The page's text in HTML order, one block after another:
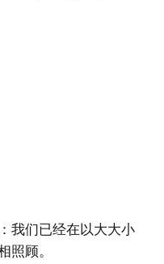
我们已经在以大大小
照顾。